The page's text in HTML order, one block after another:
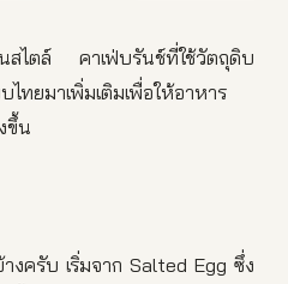
นสไตล์ คาเฟ่บรันช์ที่ใช้วัตถุดิบ
ทยมาเพิ่มเติมเพื่อให้อาหาร
ขึ้น
งครับ เริ่มจาก Salted Egg ซึ่ง